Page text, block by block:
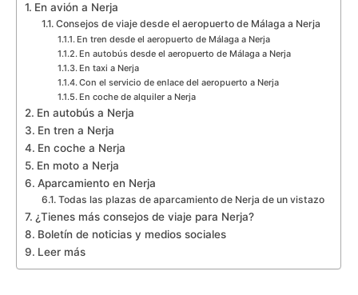
En avión a Nerja
Consejos de viaje desde el aeropuerto de Málaga a Nerja
En tren desde el aeropuerto de Málaga a Nerja
En autobús desde el aeropuerto de Málaga a Nerja
En taxi a Nerja
Con el servicio de enlace del aeropuerto a Nerja
En coche de alquiler a Nerja
En autobús a Nerja
En tren a Nerja
En coche a Nerja
En moto a Nerja
Aparcamiento en Nerja
Todas las plazas de aparcamiento de Nerja de un vistazo
¿Tienes más consejos de viaje para Nerja?
Boletín de noticias y medios sociales
Leer más